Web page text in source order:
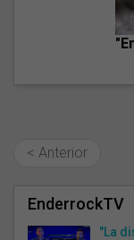
< Anterior
EnderrockTV
"La